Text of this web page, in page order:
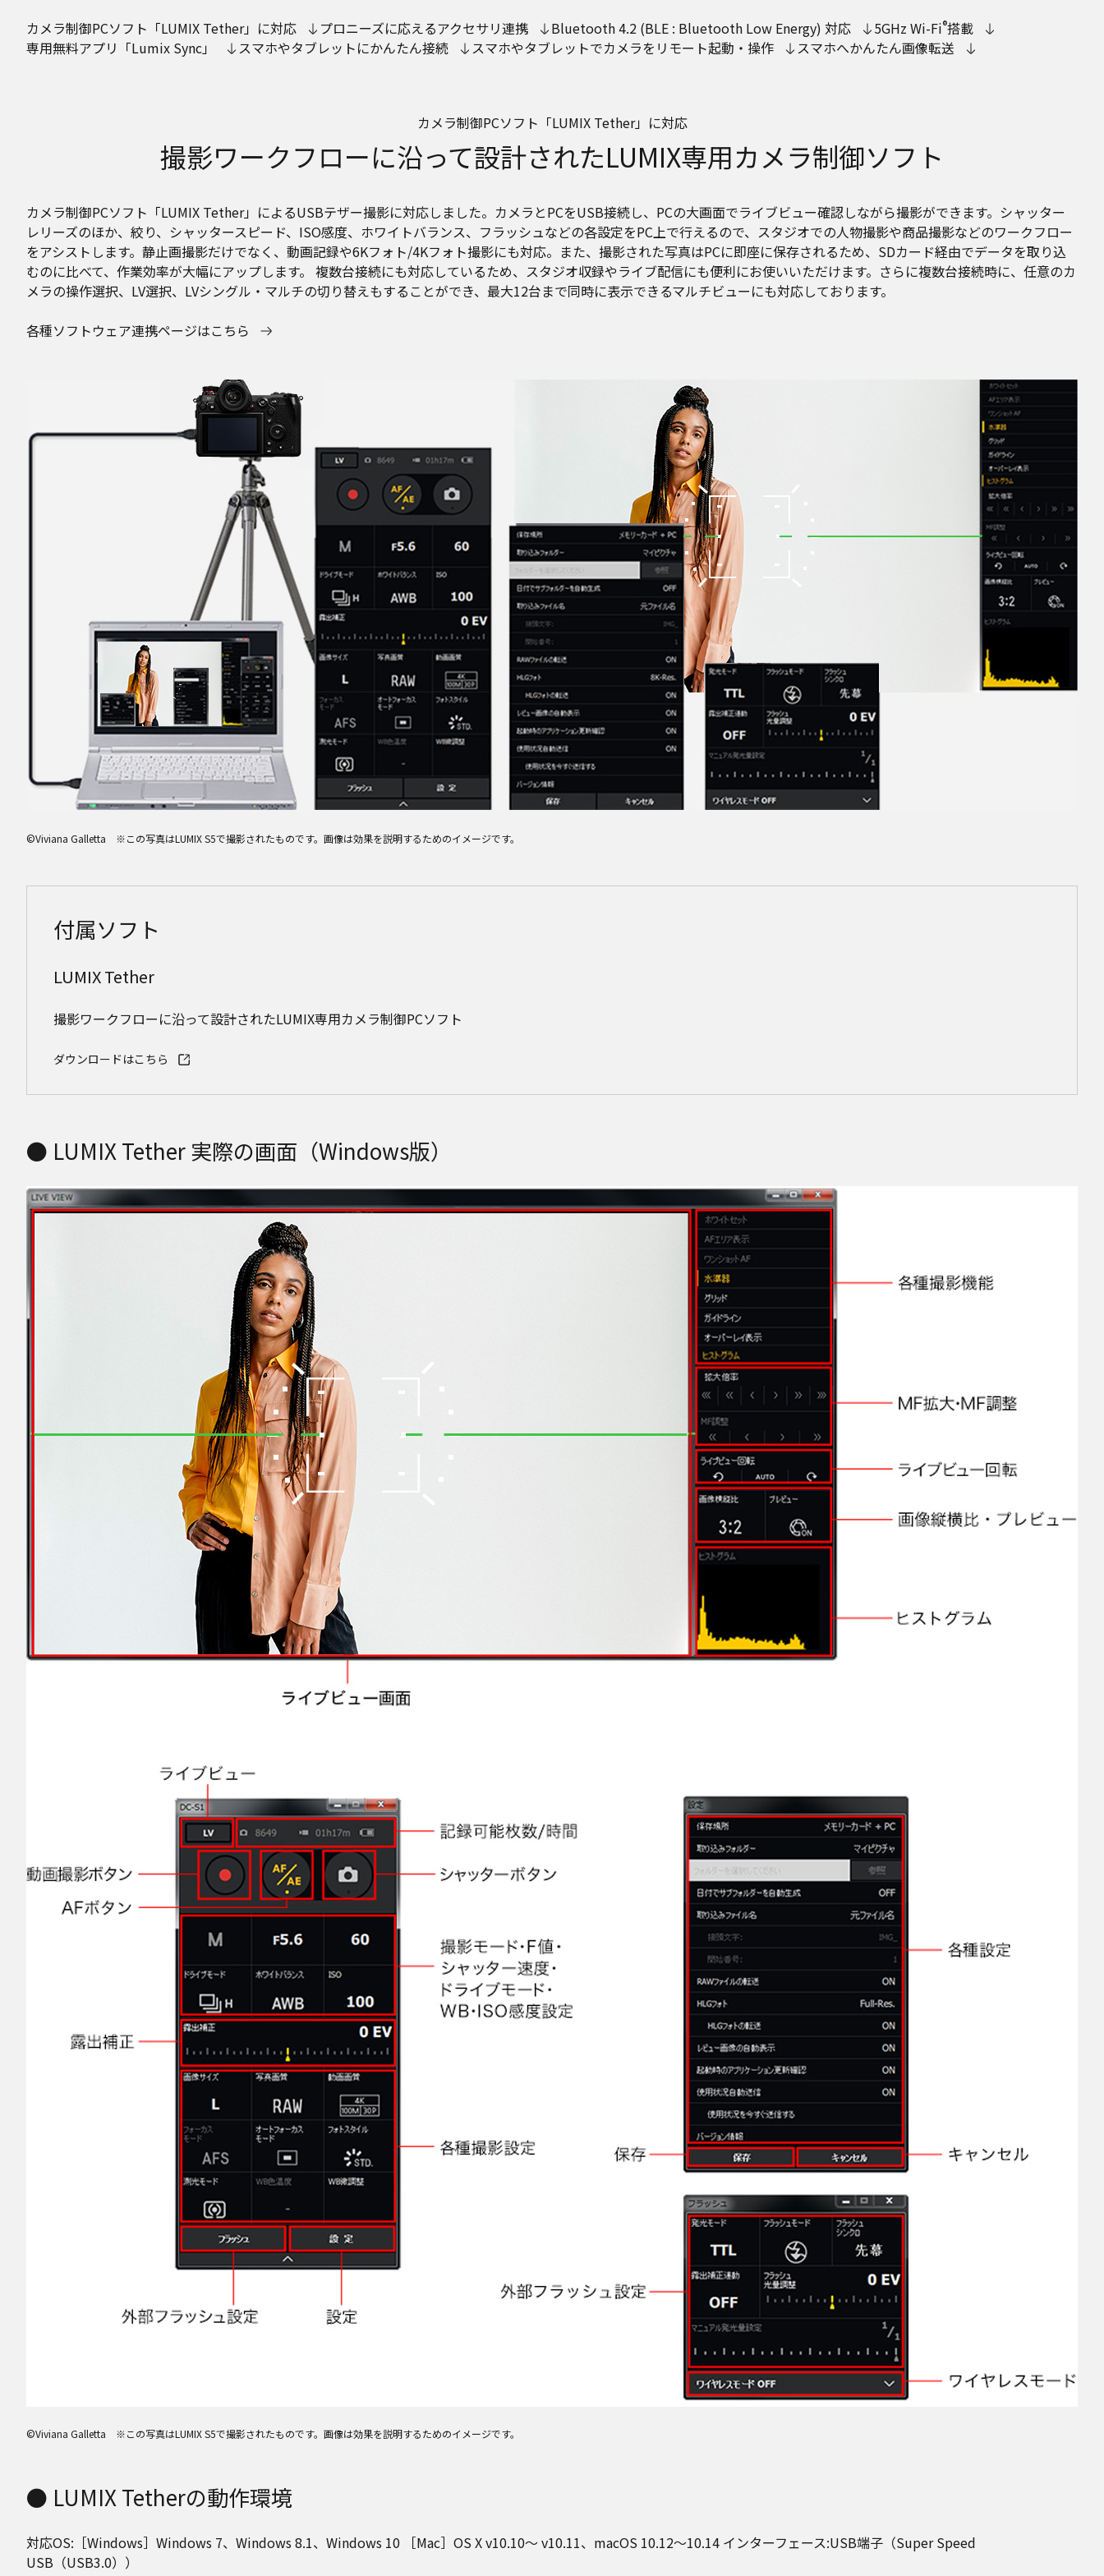
カメラ制御PCソフト「LUMIX Tether」に対応 プロニーズに応えるアクセサリ連携 Bluetooth 4.2 (BLE : Bluetooth Low Energy) 対応 5GHz Wi-Fi®搭載
専用無料アプリ「Lumix Sync」
スマホやタブレットにかんたん接続 スマホやタブレットでカメラをリモート起動・操作 スマホへかんたん画像転送
カメラ制御PCソフト「LUMIX Tether」に対応
撮影ワークフローに沿って設計されたLUMIX専用カメラ制御ソフト
カメラ制御PCソフト「LUMIX Tether」によるUSBテザー撮影に対応しました。カメラとPCをUSB接続し、PCの大画面でライブビュー確認しながら撮影ができます。シャッター
レリーズのほか、絞り、シャッタースピード、ISO感度、ホワイトバランス、フラッシュなどの各設定をPC上で行えるので、スタジオでの人物撮影や商品撮影などのワークフロー
をアシストします。静止画撮影だけでなく、動画記録や6Kフォト/4Kフォト撮影にも対応。また、撮影された写真はPCに即座に保存されるため、SDカード経由でデータを取り込
むのに比べて、作業効率が大幅にアップします。 複数台接続にも対応しているため、スタジオ収録やライブ配信にも便利にお使いいただけます。さらに複数台接続時に、任意のカ
メラの操作選択、LV選択、LVシングル・マルチの切り替えもすることができ、最大12台まで同時に表示できるマルチビューにも対応しております。
各種ソフトウェア連携ページはこちら
©Viviana Galletta ※この写真はLUMIX S5で撮影されたものです。画像は効果を説明するためのイメージです。
付属ソフト
LUMIX Tether
撮影ワークフローに沿って設計されたLUMIX専用カメラ制御PCソフト
ダウンロードはこちら
● LUMIX Tether 実際の画面（Windows版）
©Viviana Galletta ※この写真はLUMIX S5で撮影されたものです。画像は効果を説明するためのイメージです。
● LUMIX Tetherの動作環境
対応OS:［Windows］Windows 7、Windows 8.1、Windows 10 ［Mac］OS X v10.10～ v10.11、macOS 10.12〜10.14 インターフェース:USB端子（Super Speed
USB（USB3.0））